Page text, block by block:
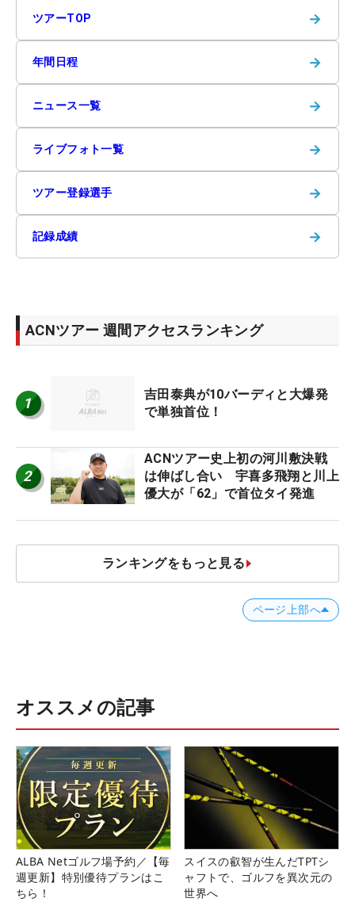
ツアーTOP →
年間日程 →
ニュース一覧 →
ライブフォト一覧 →
ツアー登録選手 →
記録成績 →
ACNツアー 週間アクセスランキング
1
吉田泰典が10バーディと大爆発
で単独首位！
2
ACNツアー史上初の河川敷決戦
は伸ばし合い 宇喜多飛翔と川上
優大が「62」で首位タイ発進
ランキングをもっと見る
ページ上部へ
オススメの記事
ALBA Netゴルフ場予約／【毎
週更新】特別優待プランはこ
ちら！
スイスの叡智が生んだTPTシ
ャフトで、ゴルフを異次元の
世界へ